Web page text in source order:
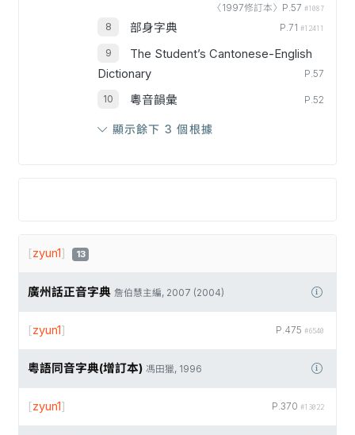
〈1997修訂本〉P.57 #1087
部身字典 P.71 #12411
The Student’s Cantonese-English
Dictionary
P.57
粵音韻彙 P.52
顯示餘下 3 個根據
[zyun1] 13
廣州話正音字典 詹伯慧主編, 2007 (2004)
P.475 #6540
[zyun1]
粵語同音字典(增訂本) 馮田獵, 1996
P.370 #13022
[zyun1]